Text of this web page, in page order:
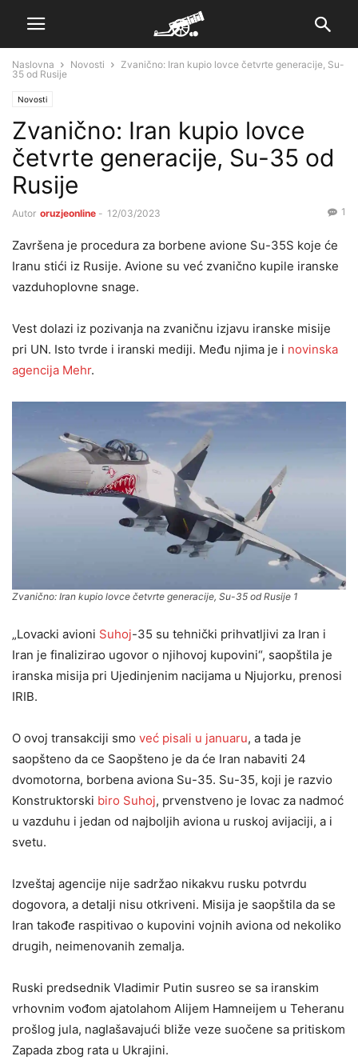
Naslovna Novosti
Zvanično: Iran kupio lovce četvrte generacije, Su-
35 od Rusije
Novosti
Zvanično: Iran kupio lovce
četvrte generacije, Su-35 od
Rusije
Autor oruzjeonline - 12/03/2023 1
Završena je procedura za borbene avione Su-35S koje će
Iranu stići iz Rusije. Avione su već zvanično kupile iranske
vazduhoplovne snage.
Vest dolazi iz pozivanja na zvaničnu izjavu iranske misije
pri UN. Isto tvrde i iranski mediji. Među njima je i novinska
agencija Mehr.
Zvanično: Iran kupio lovce četvrte generacije, Su-35 od Rusije 1
„Lovacki avioni Suhoj-35 su tehnički prihvatljivi za Iran i
Iran je finalizirao ugovor o njihovoj kupovini“, saopštila je
iranska misija pri Ujedinjenim nacijama u Njujorku, prenosi
IRIB.
O ovoj transakciji smo već pisali u januaru, a tada je
saopšteno da ce Saopšteno je da će Iran nabaviti 24
dvomotorna, borbena aviona Su-35. Su-35, koji je razvio
Konstruktorski biro Suhoj, prvenstveno je lovac za nadmoć
u vazduhu i jedan od najboljih aviona u ruskoj avijaciji, a i
svetu.
Izveštaj agencije nije sadržao nikakvu rusku potvrdu
dogovora, a detalji nisu otkriveni. Misija je saopštila da se
Iran takođe raspitivao o kupovini vojnih aviona od nekoliko
drugih, neimenovanih zemalja.
Ruski predsednik Vladimir Putin susreo se sa iranskim
vrhovnim vođom ajatolahom Alijem Hamneijem u Teheranu
prošlog jula, naglašavajući bliže veze suočene sa pritiskom
Zapada zbog rata u Ukrajini.